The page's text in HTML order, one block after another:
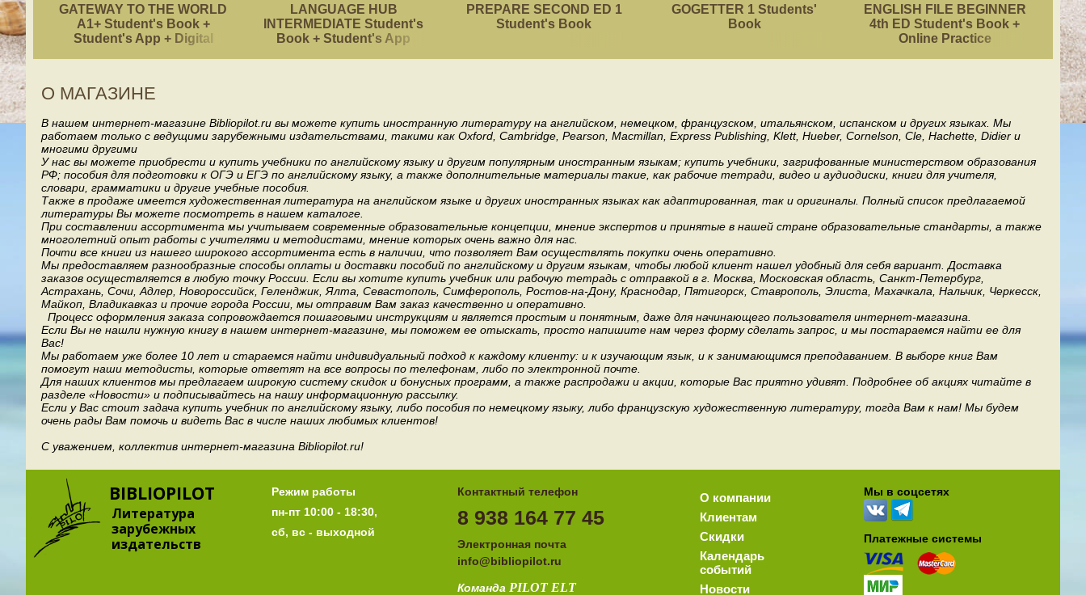
GATEWAY TO THE WORLD
A1+ Student's Book +
Student's App + Digital
LANGUAGE HUB
INTERMEDIATE Student's
Book + Student's App
PREPARE SECOND ED 1
Student's Book
GOGETTER 1 Students'
Book
ENGLISH FILE BEGINNER
4th ED Student's Book +
Online Practice
О МАГАЗИНЕ
В нашем интернет-магазине Bibliopilot.ru вы можете купить иностранную литературу на английском, немецком, французском, итальянском, испанском и других языках. Мы
работаем только с ведущими зарубежными издательствами, такими как Oxford, Cambridge, Pearson, Macmillan, Express Publishing, Klett, Hueber, Cornelson, Cle, Hachette, Didier и
многими другими
У нас вы можете приобрести и купить учебники по английскому языку и другим популярным иностранным языкам; купить учебники, загрифованные министерством образования
РФ; пособия для подготовки к ОГЭ и ЕГЭ по английскому языку, а также дополнительные материалы такие, как рабочие тетради, видео и аудиодиски, книги для учителя,
словари, грамматики и другие учебные пособия.
Также в продаже имеется художественная литература на английском языке и других иностранных языках как адаптированная, так и оригиналы. Полный список предлагаемой
литературы Вы можете посмотреть в нашем каталоге.
При составлении ассортимента мы учитываем современные образовательные концепции, мнение экспертов и принятые в нашей стране образовательные стандарты, а также
многолетний опыт работы с учителями и методистами, мнение которых очень важно для нас.
Почти все книги из нашего широкого ассортимента есть в наличии, что позволяет Вам осуществлять покупки очень оперативно.
Мы предоставляем разнообразные способы оплаты и доставки пособий по английскому и другим языкам, чтобы любой клиент нашел удобный для себя вариант. Доставка
заказов осуществляется в любую точку России. Если вы хотите купить учебник или рабочую тетрадь с отправкой в г. Москва, Московская область, Санкт-Петербург,
Астрахань, Сочи, Адлер, Новороссийск, Геленджик, Ялта, Севастополь, Симферополь, Ростов-на-Дону, Краснодар, Пятигорск, Ставрополь, Элиста, Махачкала, Нальчик, Черкесск,
Майкоп, Владикавказ и прочие города России, мы отправим Вам заказ качественно и оперативно.
Процесс оформления заказа сопровождается пошаговыми инструкциям и является простым и понятным, даже для начинающего пользователя интернет-магазина.
Если Вы не нашли нужную книгу в нашем интернет-магазине, мы поможем ее отыскать, просто напишите нам через форму сделать запрос, и мы постараемся найти ее для
Вас!
Мы работаем уже более 10 лет и стараемся найти индивидуальный подход к каждому клиенту: и к изучающим язык, и к занимающимся преподаванием. В выборе книг Вам
помогут наши методисты, которые ответят на все вопросы по телефонам, либо по электронной почте.
Для наших клиентов мы предлагаем широкую систему скидок и бонусных программ, а также распродажи и акции, которые Вас приятно удивят. Подробнее об акциях читайте в
разделе «Новости» и подписывайтесь на нашу информационную рассылку.
Если у Вас стоит задача купить учебник по английскому языку, либо пособия по немецкому языку, либо французскую художественную литературу, тогда Вам к нам! Мы будем
очень рады Вам помочь и видеть Вас в числе наших любимых клиентов!
С уважением, коллектив интернет-магазина Bibliopilot.ru!
BIBLIOPILOT
Литература
зарубежных
издательств
Режим работы
пн-пт 10:00 - 18:30,
сб, вс - выходной
Контактный телефон
8 938 164 77 45
Электронная почта
info@bibliopilot.ru
Команда PILOT ELT
О компании
Клиентам
Скидки
Календарь
событий
Новости
Мы в соцсетях
Платежные системы